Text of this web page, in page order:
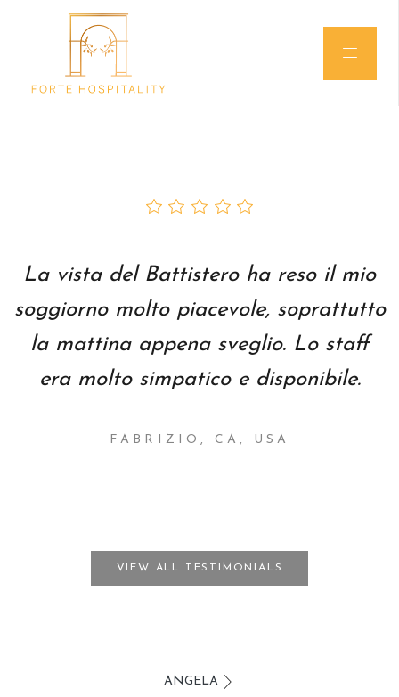
La vista del Battistero ha reso il mio
soggiorno molto piacevole, soprattutto
la mattina appena sveglio. Lo staff
era molto simpatico e disponibile.
FABRIZIO, CA, USA
VIEW ALL TESTIMONIALS
ANGELA